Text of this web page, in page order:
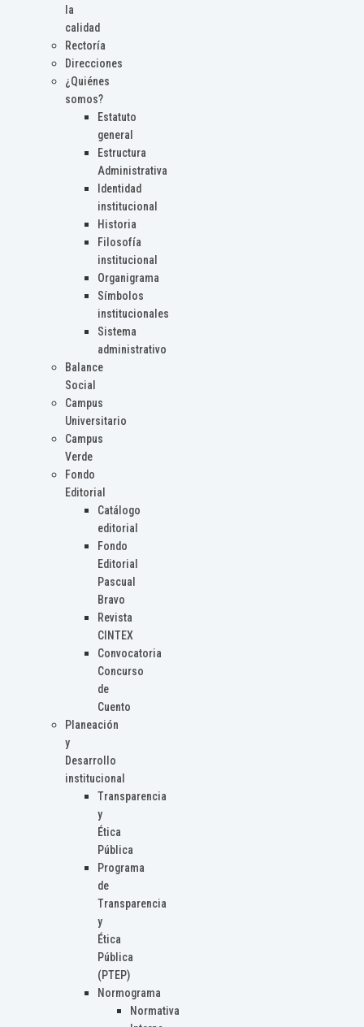
la
calidad
Rectoría
Direcciones
¿Quiénes
somos?
Estatuto
general
Estructura
Administrativa
Identidad
institucional
Historia
Filosofía
institucional
Organigrama
Símbolos
institucionales
Sistema
administrativo
Balance
Social
Campus
Universitario
Campus
Verde
Fondo
Editorial
Catálogo
editorial
Fondo
Editorial
Pascual
Bravo
Revista
CINTEX
Convocatoria
Concurso
de
Cuento
Planeación
y
Desarrollo
institucional
Transparencia
y
Ética
Pública
Programa
de
Transparencia
y
Ética
Pública
(PTEP)
Normograma
Normativa